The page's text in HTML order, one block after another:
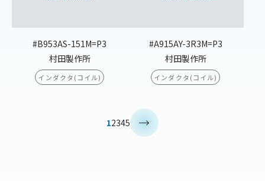
#B953AS-151M=P3
村田製作所
インダクタ(コイル)
#A915AY-3R3M=P3
村田製作所
インダクタ(コイル)
12345